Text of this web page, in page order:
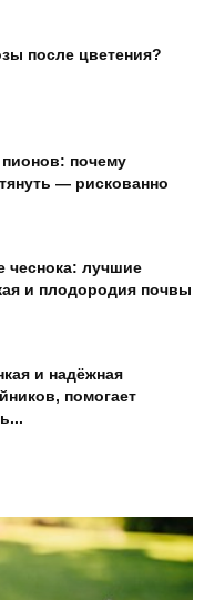
после цветения?
почему
— рискованно
чеснока: лучшие
и плодородия почвы
и надёжная
помогает